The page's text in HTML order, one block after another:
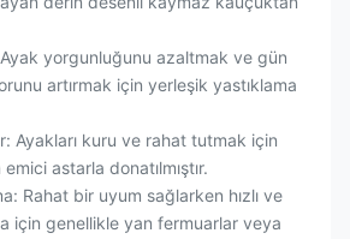
Ayak yorgunluğunu azaltmak ve gün
artırmak için yerleşik yastıklama
Ayakları kuru ve rahat tutmak için
astarla donatılmıştır.
Rahat bir uyum sağlarken hızlı ve
için genellikle yan fermuarlar veya